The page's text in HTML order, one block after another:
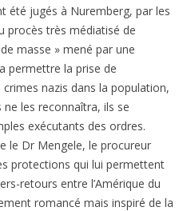
été jugés à Nuremberg, par les
procès très médiatisé de
masse » mené par une
permettre la prise de
crimes nazis dans la population,
les reconnaîtra, ils se
exécutants des ordres.
le Dr Mengele, le procureur
protections qui lui permettent
retours entre l’Amérique du
romancé mais inspiré de la